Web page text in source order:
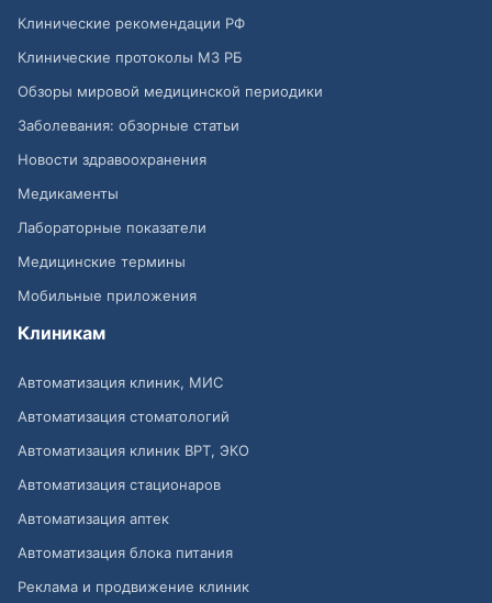
Клинические рекомендации РФ
Клинические протоколы МЗ РБ
Обзоры мировой медицинской периодики
Заболевания: обзорные статьи
Новости здравоохранения
Медикаменты
Лабораторные показатели
Медицинские термины
Мобильные приложения
Клиникам
Автоматизация клиник, МИС
Автоматизация стоматологий
Автоматизация клиник ВРТ, ЭКО
Автоматизация стационаров
Автоматизация аптек
Автоматизация блока питания
Реклама и продвижение клиник